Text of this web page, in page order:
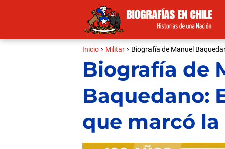
Inicio Militar Biografía de Manuel
Biografía de
Baquedano:
que marcó